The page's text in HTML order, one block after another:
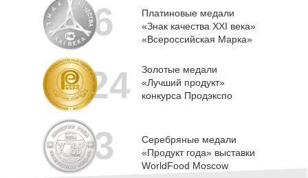
Серебряные медали
«Продукт года» выставки
WorldFood Moscow
Золотые медали
«Лучший продукт»
конкурса Продэкспо
Платиновые медали
«Знак качества XXI века»
«Всероссийская Марка»
3
24
6